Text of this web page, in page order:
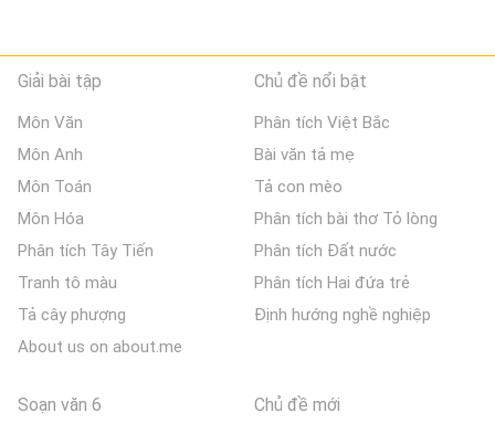
Giải bài tập
Môn Văn
Môn Anh
Môn Toán
Môn Hóa
Phân tích Tây Tiến
Tranh tô màu
Tả cây phượng
About us on about.me
Chủ đề nổi bật
Phân tích Việt Bắc
Bài văn tả mẹ
Tả con mèo
Phân tích bài thơ Tỏ lòng
Phân tích Đất nước
Phân tích Hai đứa trẻ
Định hướng nghề nghiệp
Soạn văn 6 Chủ đề mới